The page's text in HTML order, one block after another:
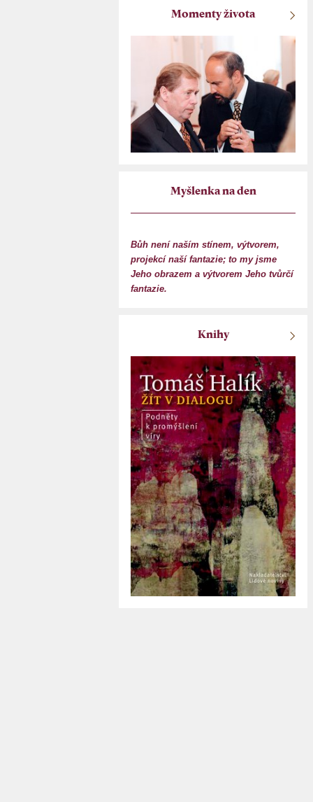
Momenty života
Myšlenka na den
Bůh není naším stínem, výtvorem,
projekcí naší fantazie; to my jsme
Jeho obrazem a výtvorem Jeho tvůrčí
fantazie.
Knihy